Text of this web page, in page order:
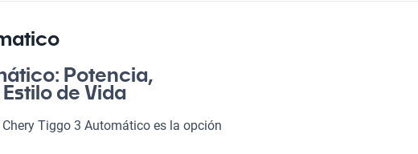
Potencia,
de Vida
Tiggo 3 Automático es la opción
paseo en familia o salir a la playa con